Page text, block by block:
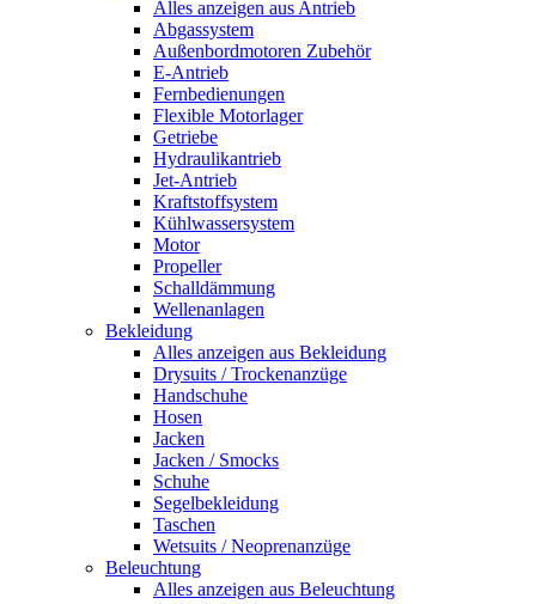
Alles anzeigen aus Antrieb
Abgassystem
Außenbordmotoren Zubehör
E-Antrieb
Fernbedienungen
Flexible Motorlager
Getriebe
Hydraulikantrieb
Jet-Antrieb
Kraftstoffsystem
Kühlwassersystem
Motor
Propeller
Schalldämmung
Wellenanlagen
Bekleidung
Alles anzeigen aus Bekleidung
Drysuits / Trockenanzüge
Handschuhe
Hosen
Jacken
Jacken / Smocks
Schuhe
Segelbekleidung
Taschen
Wetsuits / Neoprenanzüge
Beleuchtung
Alles anzeigen aus Beleuchtung